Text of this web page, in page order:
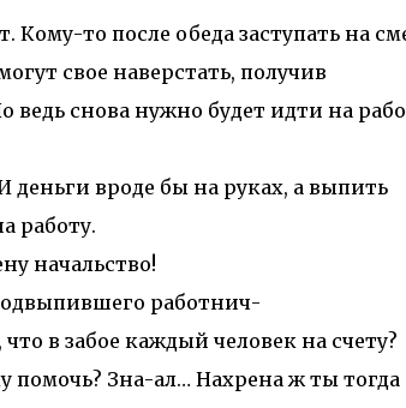
то после обеда заступать на
свое наверстать, получив
снова нужно будет идти на
вроде бы на руках, а выпить
работу.
начальство!
работнич-
в забое каждый человек на счету?
помочь? Зна-ал… Нахрена ж ты тогда